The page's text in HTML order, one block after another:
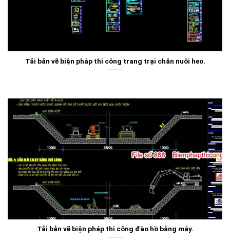
Tải bản vẽ biện pháp thi công trang trại chăn nuôi heo.
Tải bản vẽ biện pháp thi công đào hồ bằng máy.